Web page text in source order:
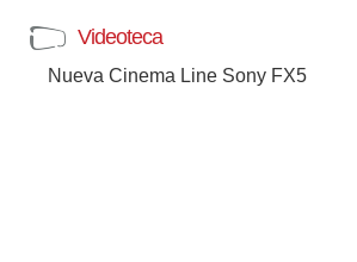
Videoteca
Nueva Cinema Line Sony FX5